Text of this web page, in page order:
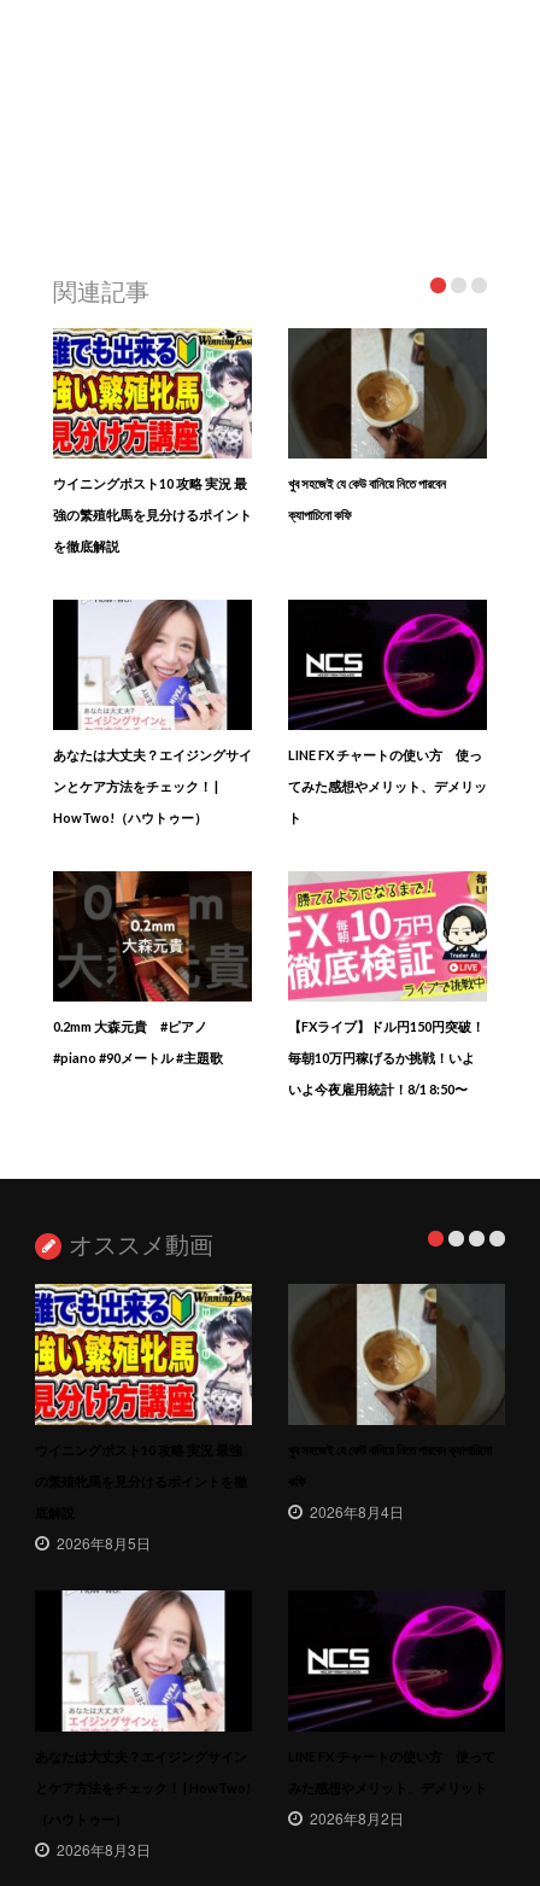
関連記事
ウイニングポスト10 攻略 実況 最
強の繁殖牝馬を見分けるポイント
を徹底解説
খুব সহজেই যে কেউ বানিয়ে নিতে পারবেন
ক্যাপাচিনো কফি
あなたは大丈夫？エイジングサイ
ンとケア方法をチェック！ |
HowTwo!（ハウトゥー）
LINE FX チャートの使い方 使っ
てみた感想やメリット、デメリッ
ト
0.2mm 大森元貴 #ピアノ
#piano #90メートル #主題歌
【FXライブ】ドル円150円突破！
毎朝10万円稼げるか挑戦！いよ
いよ今夜雇用統計！8/1 8:50〜
オススメ動画
2026年8月5日
2026年8月4日
2026年8月3日
2026年8月2日